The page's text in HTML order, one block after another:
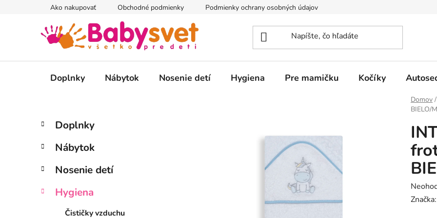
Ako nakupovať Obchodné podmienky Podmienky ochrany osobných údajov
Doplnky Nábytok Nosenie detí Hygiena Pre mamičku Kočíky
Domov /
BIELO/
B
č
ý
a
Preskočiť
kategórie
K
a
e
ó
i
Doplnky
Nábytok
Nosenie detí
Hygiena
Čističky vzduchu